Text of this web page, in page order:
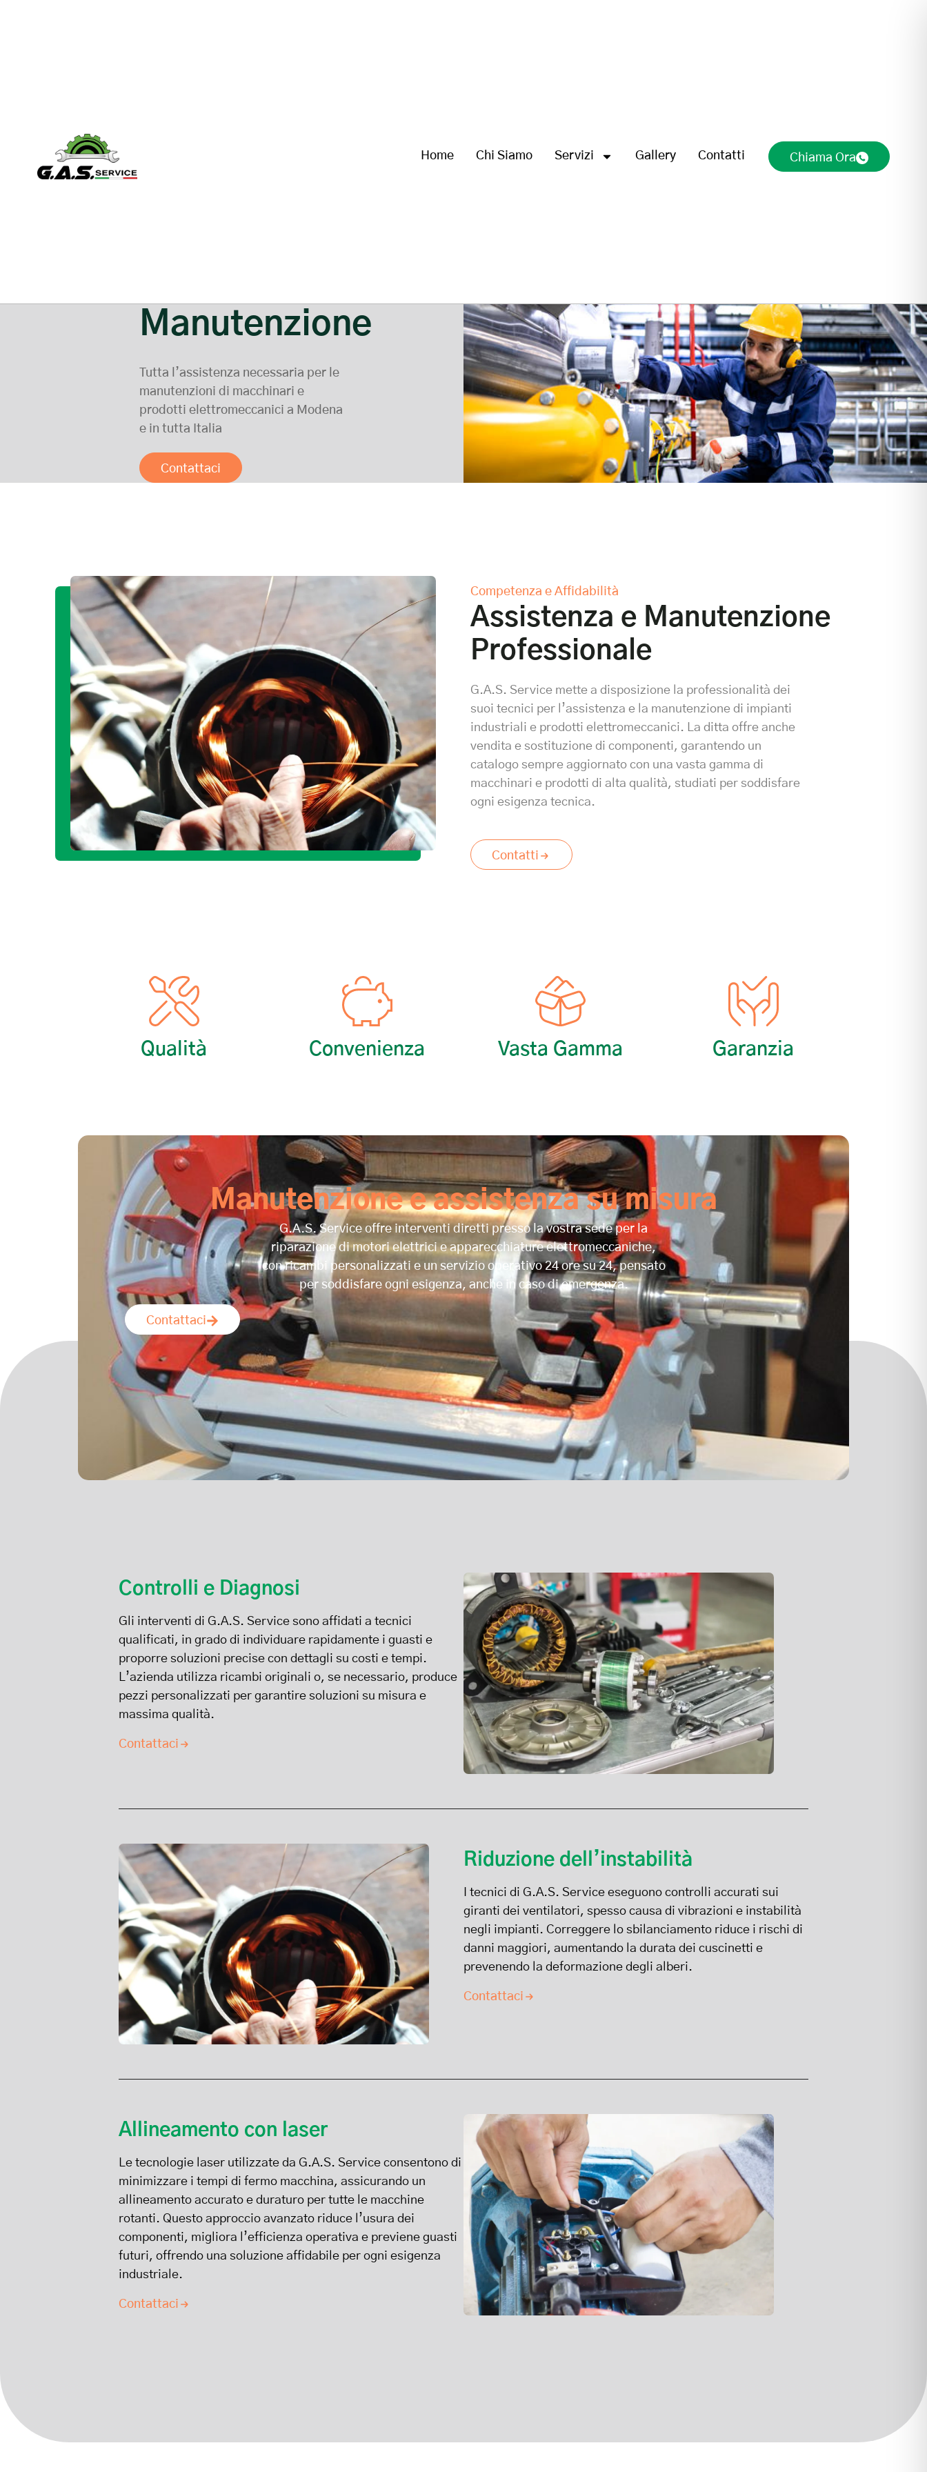
Home Chi Siamo Servizi Gallery Contatti Chiama Ora
Manutenzione
Tutta l’assistenza necessaria per le
manutenzioni di macchinari e
prodotti elettromeccanici a Modena
e in tutta Italia
Contattaci
Competenza e Affidabilità
Assistenza e Manutenzione
Professionale
G.A.S. Service mette a disposizione la professionalità dei
suoi tecnici per l’assistenza e la manutenzione di impianti
industriali e prodotti elettromeccanici. La ditta offre anche
vendita e sostituzione di componenti, garantendo un
catalogo sempre aggiornato con una vasta gamma di
macchinari e prodotti di alta qualità, studiati per soddisfare
ogni esigenza tecnica.
Contatti
Qualità Convenienza Vasta Gamma Garanzia
Manutenzione e assistenza su misura
G.A.S. Service offre interventi diretti presso la vostra sede per la
riparazione di motori elettrici e apparecchiature elettromeccaniche,
con ricambi personalizzati e un servizio operativo 24 ore su 24, pensato
per soddisfare ogni esigenza, anche in caso di emergenza.
Contattaci
Controlli e Diagnosi
Gli interventi di G.A.S. Service sono affidati a tecnici
qualificati, in grado di individuare rapidamente i guasti e
proporre soluzioni precise con dettagli su costi e tempi.
L’azienda utilizza ricambi originali o, se necessario, produce
pezzi personalizzati per garantire soluzioni su misura e
massima qualità.
Contattaci
Riduzione dell’instabilità
I tecnici di G.A.S. Service eseguono controlli accurati sui
giranti dei ventilatori, spesso causa di vibrazioni e instabilità
negli impianti. Correggere lo sbilanciamento riduce i rischi di
danni maggiori, aumentando la durata dei cuscinetti e
prevenendo la deformazione degli alberi.
Contattaci
Allineamento con laser
Le tecnologie laser utilizzate da G.A.S. Service consentono di
minimizzare i tempi di fermo macchina, assicurando un
allineamento accurato e duraturo per tutte le macchine
rotanti. Questo approccio avanzato riduce l’usura dei
componenti, migliora l’efficienza operativa e previene guasti
futuri, offrendo una soluzione affidabile per ogni esigenza
industriale.
Contattaci